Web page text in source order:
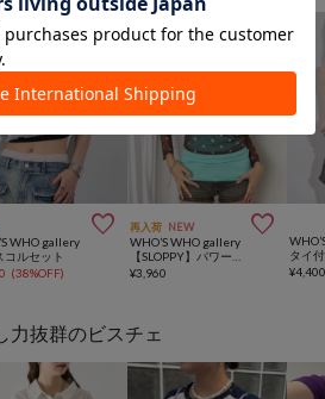

WHO gallery
コルセット
(38%OFF)
再入荷 NEW 
WHO’S WHO gallery
¥3,960
タイ
¥
力抜群のビスチェ